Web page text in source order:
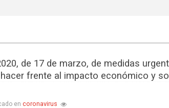
de 17 de marzo, de medidas
frente al impacto económico y
encoronavirus